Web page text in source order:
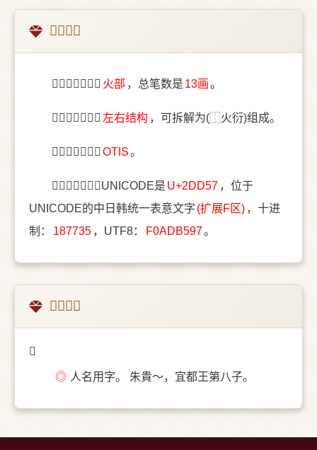
𭵗字概述
〔𭵗〕字部首是 ⽕部 ，总笔数是 13画。
〔𭵗〕字结构是 左右结构 ，可拆解为(⿰火衍)组成。
〔𭵗〕字五笔是 OTIS。
〔𭵗〕字统一码UNICODE是 U+2DD57 ，位于
UNICODE的中日韩统一表意文字 (扩展F区) ，十进
制：
187735 ，UTF8： F0ADB597。
𭵗的意思
𭵗
◎ 人名用字。 朱貴～，宜都王第八子。